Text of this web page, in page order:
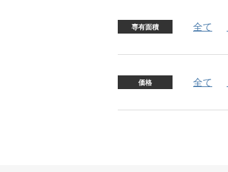
専有面積 全て
価格 全て